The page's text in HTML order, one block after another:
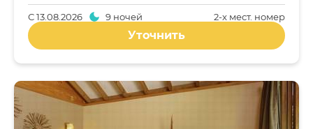
2-x мест. номер
С13.08.2026 9 ночей
Уточнить